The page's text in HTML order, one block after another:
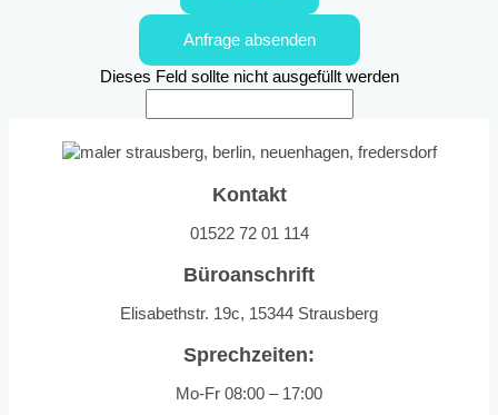
Anfrage absenden
Dieses Feld sollte nicht ausgefüllt werden
Kontakt
01522 72 01 114
Büroanschrift
Elisabethstr. 19c, 15344 Strausberg
Sprechzeiten:
Mo-Fr 08:00 – 17:00